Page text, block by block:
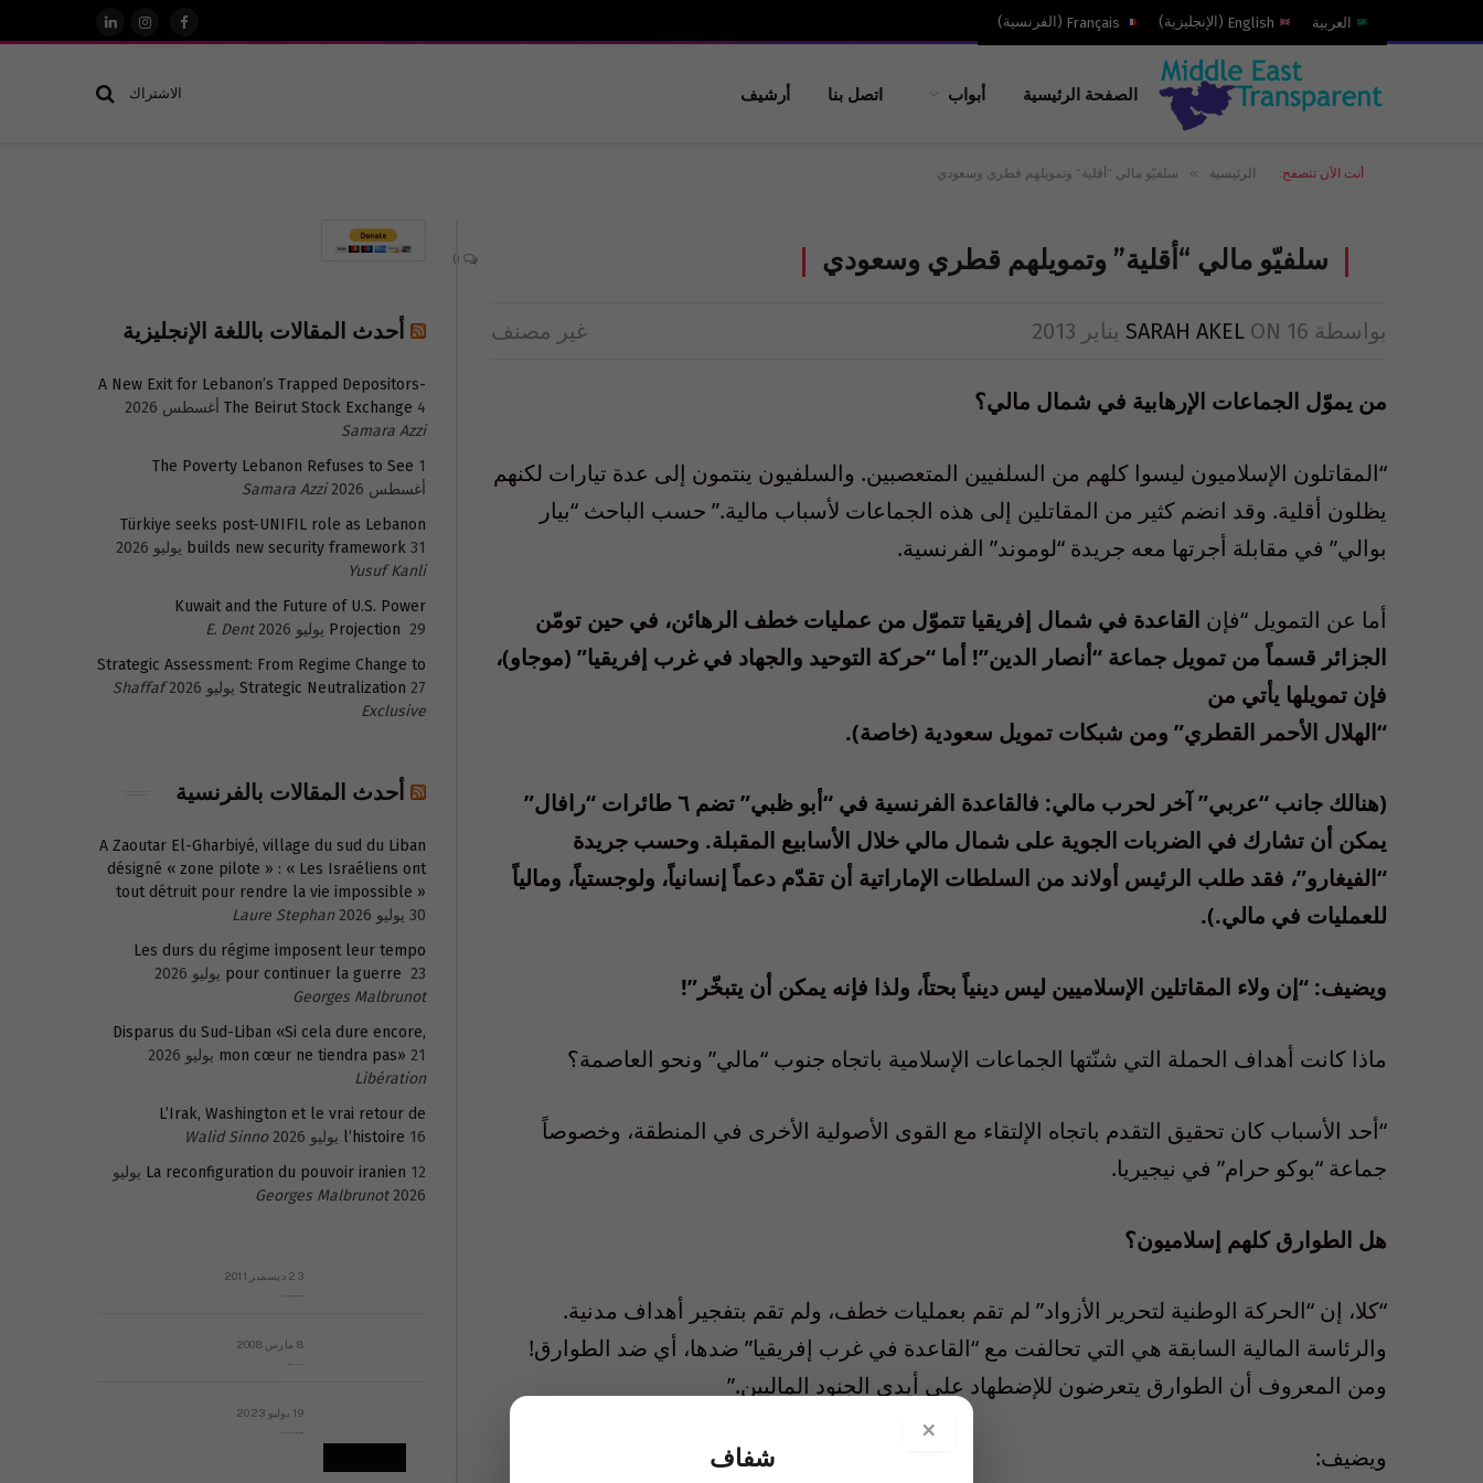
العربية English
( الإنجليزية)
Français
( الفرنسية)
فيسبوكالانستغرام
لينكدإن
الصفحة الرئيسية أبواب اتصل بنا أرشيف الاشتراك
أنت الآن تتصفح: الرئيسية » سلفيّو مالي “أقلية” وتمويلهم قطري وسعودي
سلفيّو مالي “أقلية” وتمويلهم قطري وسعودي
بواسطة SARAH AKEL ON 16 يناير 2013 غير مصنف
من يموّل الجماعات الإرهابية في شمال مالي؟
“المقاتلون الإسلاميون ليسوا كلهم من السلفيين المتعصبين. والسلفيون ينتمون إلى عدة تيارات لكنهم
يظلون أقلية. وقد انضم كثير من المقاتلين إلى هذه الجماعات لأسباب مالية.” حسب الباحث “بيار
بوالي” في مقابلة أجرتها معه جريدة “لوموند” الفرنسية.
أما عن التمويل “فإن القاعدة في شمال إفريقيا تتموّل من عمليات خطف الرهائن، في حين تومّن
الجزائر قسماً من تمويل جماعة “أنصار الدين”! أما “حركة التوحيد والجهاد في غرب إفريقيا” (موجاو)،
فإن تمويلها يأتي من
“الهلال الأحمر القطري” ومن شبكات تمويل سعودية (خاصة).
(هنالك جانب “عربي” آخر لحرب مالي: فالقاعدة الفرنسية في “أبو ظبي” تضم ٦ طائرات “رافال”
يمكن أن تشارك في الضربات الجوية على شمال مالي خلال الأسابيع المقبلة. وحسب جريدة
“الفيغارو”، فقد طلب الرئيس أولاند من السلطات الإماراتية أن تقدّم دعماً إنسانياً، ولوجستياً، ومالياً
للعمليات في مالي.).
ويضيف: “إن ولاء المقاتلين الإسلاميين ليس دينياً بحتاً، ولذا فإنه يمكن أن يتبخّر”!
ماذا كانت أهداف الحملة التي شنّتها الجماعات الإسلامية باتجاه جنوب “مالي” ونحو العاصمة؟
“أحد الأسباب كان تحقيق التقدم باتجاه الإلتقاء مع القوى الأصولية الأخرى في المنطقة، وخصوصاً
جماعة “بوكو حرام” في نيجيريا.
هل الطوارق كلهم إسلاميون؟
“كلا، إن “الحركة الوطنية لتحرير الأزواد” لم تقم بعمليات خطف، ولم تقم بتفجير أهداف مدنية.
والرئاسة المالية السابقة هي التي تحالفت مع “القاعدة في غرب إفريقيا” ضدها، أي ضد الطوارق!
ومن المعروف أن الطوارق يتعرضون للإضطهاد على أيدي الجنود الماليين.”
ويضيف:
أحدث المقالات باللغة الإنجليزية
A New Exit for Lebanon’s Trapped Depositors-
The Beirut Stock Exchange 4 أغسطس 2026
Samara Azzi
The Poverty Lebanon Refuses to See 1
أغسطس 2026
Samara Azzi
Türkiye seeks post-UNIFIL role as Lebanon
builds new security framework 31 يوليو 2026
Yusuf Kanli
Kuwait and the Future of U.S. Power
Projection 29 يوليو 2026
E. Dent
Strategic Assessment: From Regime Change to
Strategic Neutralization 27 يوليو 2026
Shaffaf
Exclusive
أحدث المقالات بالفرنسية
A Zaoutar El-Gharbiyé, village du sud du Liban
désigné « zone pilote » : « Les Israéliens ont
tout détruit pour rendre la vie impossible »
30 يوليو 2026
Laure Stephan
Les durs du régime imposent leur tempo
pour continuer la guerre 23 يوليو 2026
Georges Malbrunot
Disparus du Sud-Liban «Si cela dure encore,
mon cœur ne tiendra pas» 21 يوليو 2026
Libération
L’Irak, Washington et le vrai retour de
l’histoire 16 يوليو 2026
Walid Sinno
La reconfiguration du pouvoir iranien 12 يوليو
2026
Georges Malbrunot
23 ديسمبر 2011
8 مارس 2008
19 يوليو 2023
×
شفاف